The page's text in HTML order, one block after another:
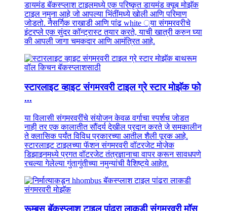
डायमंड बॅकस्प्लाश टाइलमध्ये एक परिष्कृत डायमंड क्यूब मोझॅक
टाइल नमुना आहे जो आपल्या भिंतींमध्ये खोली आणि परिमाण
जोडतो. नैसर्गिक राखाडी आणि पांढ white ्या संगमरवरीचे
इंटरप्ले एक सुंदर कॉन्ट्रास्ट तयार करते, याची खात्री करुन घ्या
की आपली जागा चमकदार आणि आमंत्रित आहे.
स्टारलाइट व्हाइट संगमरवरी टाइल ग्रे स्टार मोझॅक फो
...
या विलासी संगमरवरींचे संयोजन केवळ वर्गाचा स्पर्शच जोडत
नाही तर एक कालातीत सौंदर्य देखील प्रदान करते जे समकालीन
ते क्लासिक पर्यंत विविध प्रकारच्या आतील शैली पूरक आहे.
स्टारलाइट टाइलच्या फॅशन संगमरवरी वॉटरजेट मोज़ेक
डिझाइनमध्ये प्रगत वॉटरजेट तंत्रज्ञानाचा वापर करून सावधपणे
रचल्या गेलेल्या गुंतागुंतीच्या नमुन्यांची वैशिष्ट्ये आहेत.